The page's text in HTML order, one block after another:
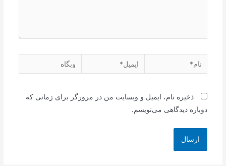
نام* ایمیل* وبگاه
ذخیره نام، ایمیل و وبسایت من در مرورگر برای زمانی که
دوباره دیدگاهی می‌نویسم.